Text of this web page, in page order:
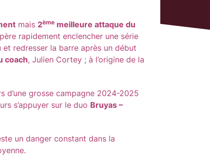
mais 2ème meilleure attaque du
rapidement enclencher une série
redresser la barre après un début
coach, Julien Cortey ; à l’origine de la
d’une grosse campagne 2024-2025
s’appuyer sur le duo Bruyas –
un danger constant dans la